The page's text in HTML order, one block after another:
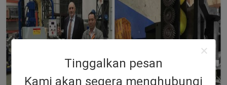
Tinggalkan pesan
Kami akan segera menghubungi